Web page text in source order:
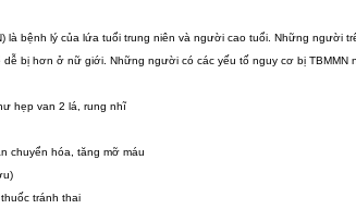
là bệnh lý của lứa tuổi trung niên và người cao tuổi. Những người
dễ bị hơn ở nữ giới. Những người có các yếu tố nguy cơ bị TBMMN
hẹp van 2 lá, rung nhĩ
chuyển hóa, tăng mỡ máu
tránh thai